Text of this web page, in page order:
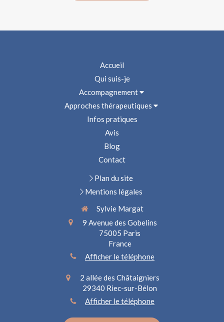
Accueil
Qui suis-je
Accompagnement
Approches thérapeutiques
Infos pratiques
Avis
Blog
Contact
Plan du site
Mentions légales
Sylvie Margat
9 Avenue des Gobelins
75005 Paris
France
Afficher le téléphone
2 allée des Châtaigniers
29340 Riec-sur-Bélon
Afficher le téléphone